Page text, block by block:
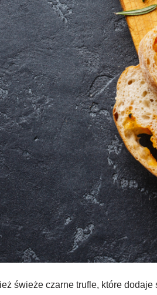
świeże czarne trufle, które